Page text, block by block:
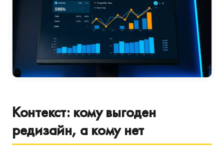
Контекст: кому выгоден
редизайн, а кому нет